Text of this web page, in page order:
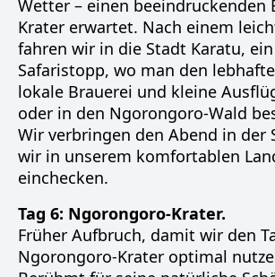
Wetter – einen beeindruckenden
Krater erwartet. Nach einem
fahren wir in die Stadt Karatu,
Safaristopp, wo man den
lokale Brauerei und kleine
oder in den Ngorongoro-Wald
Wir verbringen den Abend in der
wir in unserem komfortablen
einchecken.
Tag 6: Ngorongoro-Krater.
Früher Aufbruch, damit wir den
Ngorongoro-Krater optimal